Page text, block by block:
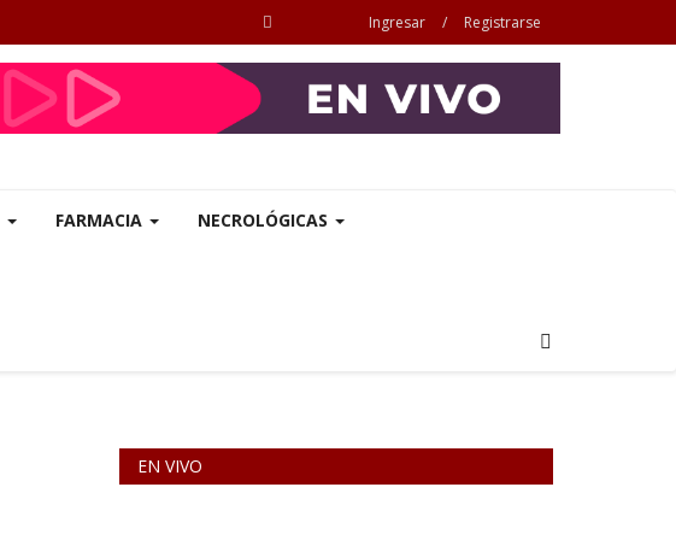
Ingresar / Registrarse
FARMACIA NECROLÓGICAS
EN VIVO